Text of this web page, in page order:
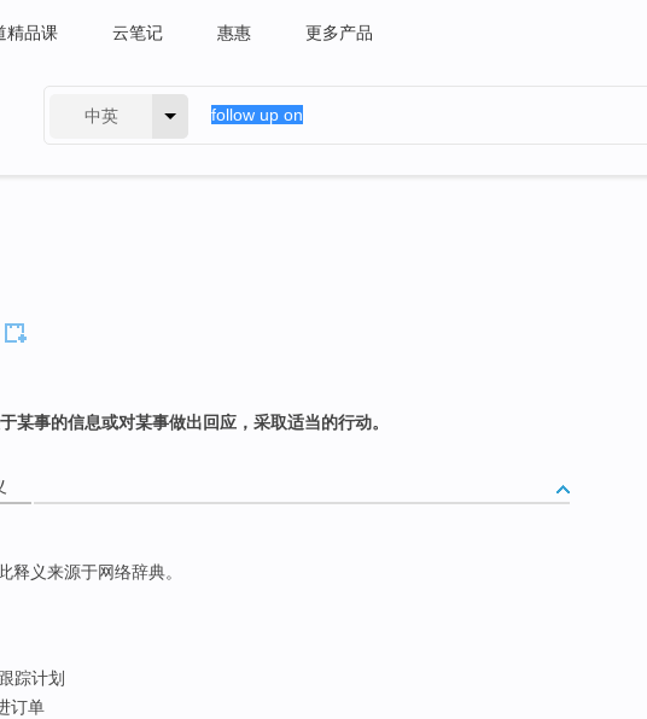
精品课 云笔记 惠惠 更多产品
中英
某事的信息或对某事做出回应，采取适当的行动。
释义来源于网络辞典。
跟踪计划
订单